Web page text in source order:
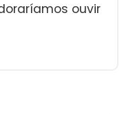
ouvir